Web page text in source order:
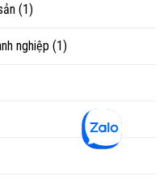
(1)
nghiệp (1)